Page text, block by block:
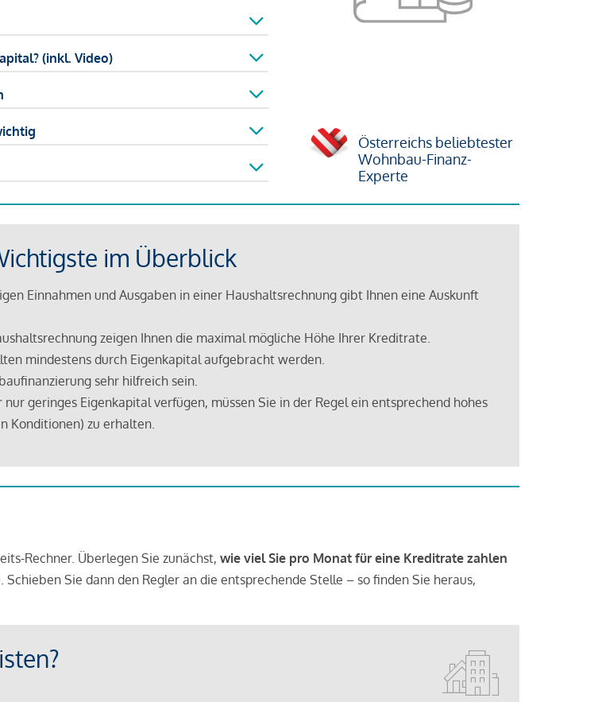
(inkl. Video)
Österreichs beliebtester
Wohnbau-Finanz-
Experte
im Überblick
Einnahmen und Ausgaben in einer Haushaltsrechnung gibt Ihnen eine Auskunft
zeigen Ihnen die maximal mögliche Höhe Ihrer Kreditrate.
mindestens durch Eigenkapital aufgebracht werden.
sehr hilfreich sein.
geringes Eigenkapital verfügen, müssen Sie in der Regel ein entsprechend hohes
Konditionen) zu erhalten.
Rechner. Überlegen Sie zunächst, wie viel Sie pro Monat für eine Kreditrate zahlen
Sie dann den Regler an die entsprechende Stelle – so finden Sie heraus,